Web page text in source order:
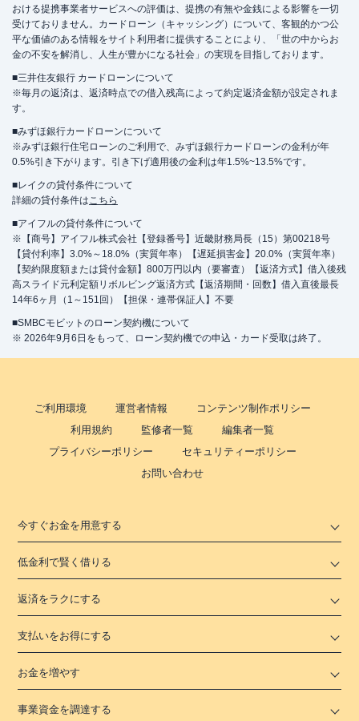
おける提携事業者サービスへの評価は、提携の有無や金銭による影響を一切
受けておりません。カードローン（キャッシング）について、客観的かつ公
平な価値のある情報をサイト利用者に提供することにより、「世の中からお
金の不安を解消し、人生が豊かになる社会」の実現を目指しております。
■三井住友銀行 カードローンについて
※毎月の返済は、返済時点での借入残高によって約定返済金額が設定されま
す。
■みずほ銀行カードローンについて
※みずほ銀行住宅ローンのご利用で、みずほ銀行カードローンの金利が年
0.5%引き下がります。引き下げ適用後の金利は年1.5%~13.5%です。
■レイクの貸付条件について
詳細の貸付条件はこちら
■アイフルの貸付条件について
※【商号】アイフル株式会社【登録番号】近畿財務局長（15）第00218号
【貸付利率】3.0%～18.0%（実質年率）【遅延損害金】20.0%（実質年率）
【契約限度額または貸付金額】800万円以内（要審査）【返済方式】借入後残
高スライド元利定額リボルビング返済方式【返済期間・回数】借入直後最長
14年6ヶ月（1～151回）【担保・連帯保証人】不要
■SMBCモビットのローン契約機について
※ 2026年9月6日をもって、ローン契約機での申込・カード受取は終了。
ご利用環境 運営者情報
コンテンツ制作ポリシー
利用規約
監修者一覧
編集者一覧
プライバシーポリシー
セキュリティーポリシー
お問い合わせ
今すぐお金を用意する
低金利で賢く借りる
返済をラクにする
支払いをお得にする
お金を増やす
事業資金を調達する